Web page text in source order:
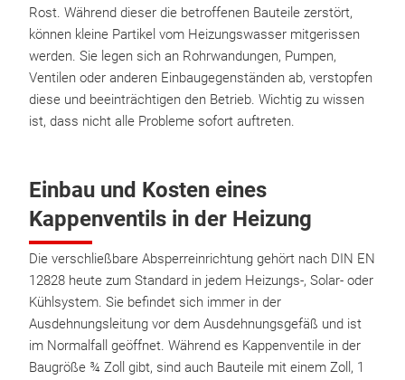
Rost. Während dieser die betroffenen Bauteile zerstört,
können kleine Partikel vom Heizungswasser mitgerissen
werden. Sie legen sich an Rohrwandungen, Pumpen,
Ventilen oder anderen Einbaugegenständen ab, verstopfen
diese und beeinträchtigen den Betrieb. Wichtig zu wissen
ist, dass nicht alle Probleme sofort auftreten.
Einbau und Kosten eines
Kappenventils in der Heizung
Die verschließbare Absperreinrichtung gehört nach DIN EN
12828 heute zum Standard in jedem Heizungs-, Solar- oder
Kühlsystem. Sie befindet sich immer in der
Ausdehnungsleitung vor dem Ausdehnungsgefäß und ist
im Normalfall geöffnet. Während es Kappenventile in der
Baugröße ¾ Zoll gibt, sind auch Bauteile mit einem Zoll, 1